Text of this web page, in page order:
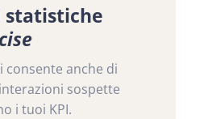
consente anche di
sospette
i tuoi KPI.